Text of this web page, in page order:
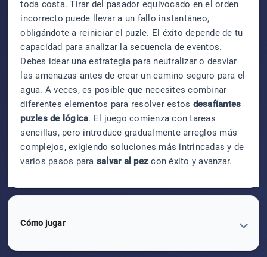
toda costa. Tirar del pasador equivocado en el orden
incorrecto puede llevar a un fallo instantáneo,
obligándote a reiniciar el puzle. El éxito depende de tu
capacidad para analizar la secuencia de eventos.
Debes idear una estrategia para neutralizar o desviar
las amenazas antes de crear un camino seguro para el
agua. A veces, es posible que necesites combinar
diferentes elementos para resolver estos desafiantes
puzles de lógica. El juego comienza con tareas
sencillas, pero introduce gradualmente arreglos más
complejos, exigiendo soluciones más intrincadas y de
varios pasos para salvar al pez con éxito y avanzar.
Cómo jugar